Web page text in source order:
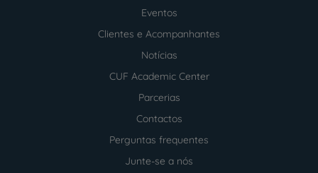
Eventos
Clientes e Acompanhantes
Notícias
CUF Academic Center
Parcerias
Contactos
Perguntas frequentes
Junte-se a nós